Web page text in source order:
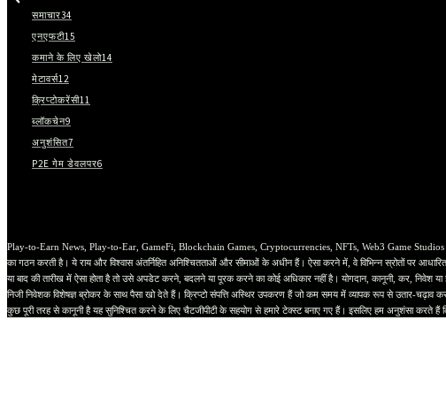
समाचार34
एनएफटी15
कमाने के लिए खेलो14
मेटावर्स12
क्रिप्टोकरेंसी11
ब्लॉकचेन9
अनुशंसित7
P2E गेम डेवलपर6
Play-to-Earn News, Play-to-Ear, GameFi, Blockchain Games, Cryptocurrencies, NFTs, Web3 Game Studios और
का गठन करती है। ये राय और विश्वास अंतर्निहित अनिश्चितताओं और सीमाओं के अधीन हैं। ऐसा करने में, वे विभिन्न स्रोतों पर आधारित
या बाद की तारीख में ऐसा होता है तो उसे अपडेट करने, बदलने या पूरक करने का कोई अधिकार नहीं है। योगदान, कानूनी, कर, निवेश
निजी निवेशक विशेषज्ञ ब्रोकर के साथ पैसा खो देते हैं। क्रिप्टो संपत्ति अस्थिर उपकरण हैं जो कम समय में व्यापक रूप से उतार-
कुछ पूरी तरह से कानूनी है यह सुनिश्चित करने के लिए चैटजीपीटी के सहयोग से हमारे टेक्स्ट बनाए गए हैं। इसलिए हम अनुशंसा करते